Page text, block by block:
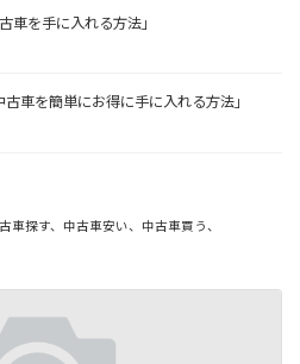
車を手に入れる方法」
車を簡単にお得に手に入れる方法」
車探す、中古車安い、中古車買う、